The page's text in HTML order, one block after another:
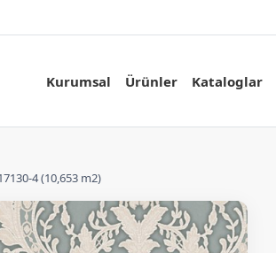
Kurumsal Ürünler Kataloglar
4 (10,653 m2)